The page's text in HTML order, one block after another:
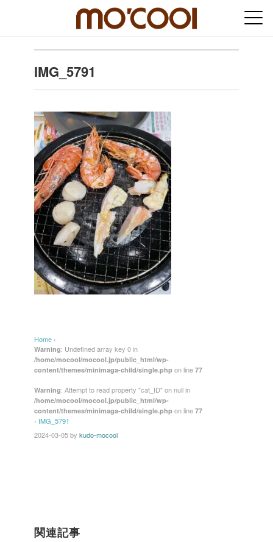
IMG_5791
Home ›
Warning: Undefined array key 0 in
/home/mocool/mocool.jp/public_html/wp-
content/themes/minimaga-child/single.php on line 77
Warning: Attempt to read property "cat_ID" on null in
/home/mocool/mocool.jp/public_html/wp-
content/themes/minimaga-child/single.php on line 77
› IMG_5791
2024-03-05by kudo-mocool
関連記事